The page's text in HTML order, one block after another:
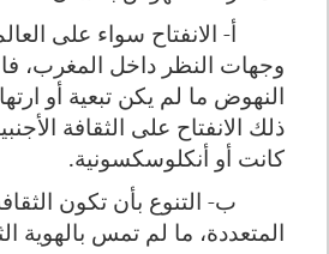
أ- الانفتاح سواء على
وجهات النظر داخل المغرب،
النهوض ما لم يكن تبعية أو
ذلك الانفتاح على الثقافة
كانت أو أنكلوسكسونية.
ب- التنوع بأن تكون
المتعددة، ما لم تمس بالهوية